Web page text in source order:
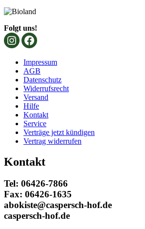
Folgt uns!
Impressum
AGB
Datenschutz
Widerrufsrecht
Versand
Hilfe
Kontakt
Service
Verträge jetzt kündigen
Vertrag widerrufen
Kontakt
Tel: 06426-7866
Fax: 06426-1635
abokiste@caspersch-hof.de
caspersch-hof.de